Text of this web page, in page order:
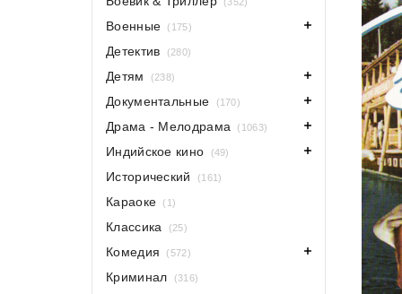
Военные (175)
Детектив (280)
Детям (238)
Документальные (170)
Драма - Мелодрама (1063)
Индийское кино (49)
Исторический (161)
Караоке (1)
Классика (25)
Комедия (572)
Криминал (316)